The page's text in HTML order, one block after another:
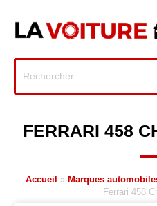
FERRARI 458
Accueil » Marques
Ferrari 458